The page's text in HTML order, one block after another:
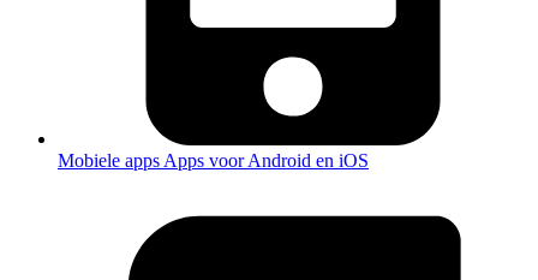
Mobiele apps Apps voor Android en iOS